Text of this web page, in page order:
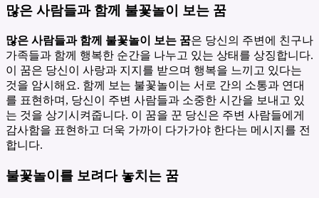
많은 사람들과 함께 불꽃놀이 보는 꿈
많은 사람들과 함께 불꽃놀이 보는 꿈은 당신의 주변에 친구나
가족들과 함께 행복한 순간을 나누고 있는 상태를 상징합니다.
이 꿈은 당신이 사랑과 지지를 받으며 행복을 느끼고 있다는
것을 암시해요. 함께 보는 불꽃놀이는 서로 간의 소통과 연대
를 표현하며, 당신이 주변 사람들과 소중한 시간을 보내고 있
는 것을 상기시켜줍니다. 이 꿈을 꾼 당신은 주변 사람들에게
감사함을 표현하고 더욱 가까이 다가가야 한다는 메시지를 전
합니다.
불꽃놀이를 보려다 놓치는 꿈